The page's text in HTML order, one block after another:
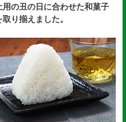
の丑の日に合わせた和菓子
り揃えました。